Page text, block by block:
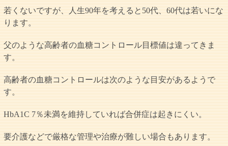
若くないですが、人生90年を考えると50代、60代は若いにな
ります。
父のような高齢者の血糖コントロール目標値は違ってきま
す。
高齢者の血糖コントロールは次のような目安があるようで
す。
HbA1C 7％未満を維持していれば合併症は起きにくい。
要介護などで厳格な管理や治療が難しい場合もあります。